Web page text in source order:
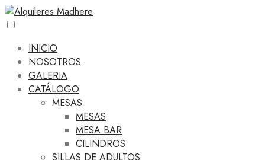
INICIO
NOSOTROS
GALERIA
CATÁLOGO
MESAS
MESAS
MESA BAR
CILINDROS